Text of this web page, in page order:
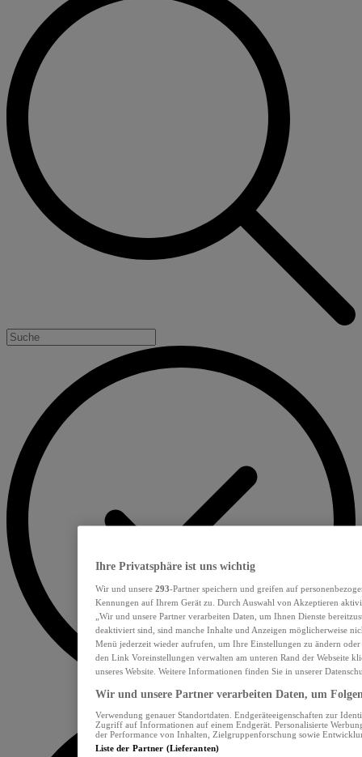
Ihre Privatsphäre ist uns wichtig
Wir und unsere 293-Partner speichern und greifen auf
Kennungen auf Ihrem Gerät zu. Durch Auswahl von Akzeptieren
„Wir und unsere Partner verarbeiten Daten, um Ihnen Dienste
deaktiviert sind, sind manche Inhalte und Anzeigen möglicherweise
Menü jederzeit wieder aufrufen, um Ihre Einstellungen zu ändern
den Link Voreinstellungen verwalten am unteren Rand der Webseite
unseres Website. Weitere Informationen finden Sie in unserer
Wir und unsere Partner verarbeiten Daten, um
Verwendung genauer Standortdaten. Endgeräteeigenschaften zur
Zugriff auf Informationen auf einem Endgerät. Personalisierte
der Performance von Inhalten, Zielgruppenforschung sowie
Liste der Partner (Lieferanten)